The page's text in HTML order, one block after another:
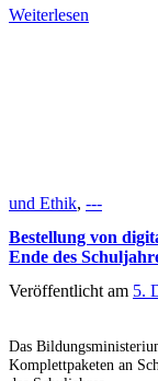
Weiterlesen
und Ethik, ---
Bestellung von
Ende des
Veröffentlicht am 5.
Das
Komplettpaketen an